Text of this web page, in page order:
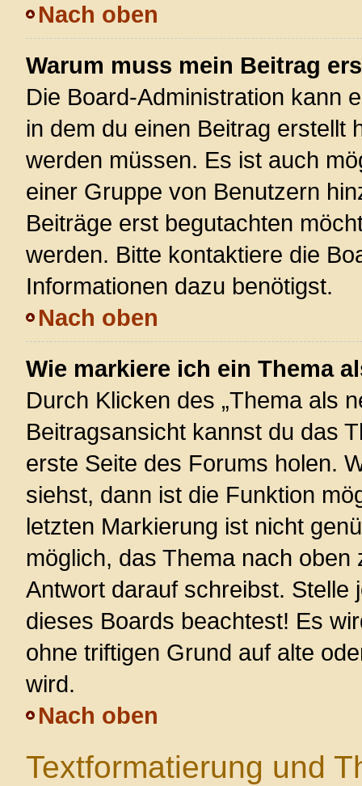
Nach oben
Warum muss mein Beitrag
Die Board-Administration kann
in dem du einen Beitrag erstellt
werden müssen. Es ist auch
einer Gruppe von Benutzern
Beiträge erst begutachten
werden. Bitte kontaktiere die
Informationen dazu benötigst.
Nach oben
Wie markiere ich ein Thema
Durch Klicken des „Thema als
Beitragsansicht kannst du das
erste Seite des Forums holen.
siehst, dann ist die Funktion
letzten Markierung ist nicht
möglich, das Thema nach
Antwort darauf schreibst. Stelle
dieses Boards beachtest! Es
ohne triftigen Grund auf alte
wird.
Nach oben
Textformatierung und